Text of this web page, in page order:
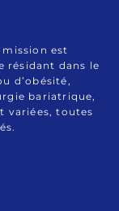
mission est
résidant dans le
d’obésité,
bariatrique,
variées, toutes